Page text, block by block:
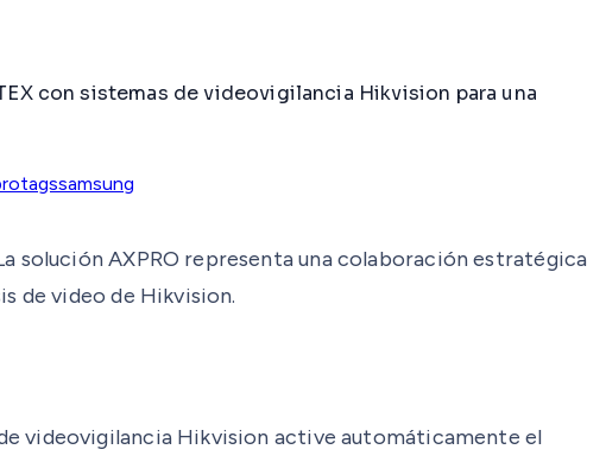
con sistemas de videovigilancia Hikvision para una
tagssamsung
solución AXPRO representa una colaboración estratégica
de video de Hikvision.
videovigilancia Hikvision active automáticamente el